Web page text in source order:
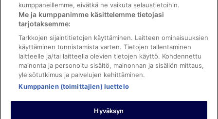
Tuki
Ota yhteyttä
Varauksen muuttaminen tai peruuttaminen
Varaa lento lentoyhtiön hyvityskupongeilla
Hyvityksen hakeminen ja aikarajat
kumppaneillemme, eivätkä ne vaikuta selaustietoihin.
Me ja kumppanimme käsittelemme tietojasi
tarjotaksemme:
Tarkkojen sijaintitietojen käyttäminen. Laitteen ominaisuuksien
käyttäminen tunnistamista varten. Tietojen tallentaminen
laitteelle ja/tai laitteella olevien tietojen käyttö. Kohdennettu
mainonta ja personoitu sisältö, mainonnan ja sisällön mittaus,
yleisötutkimus ja palvelujen kehittäminen.
Kumppanien (toimittajien) luettelo
Hyväksyn